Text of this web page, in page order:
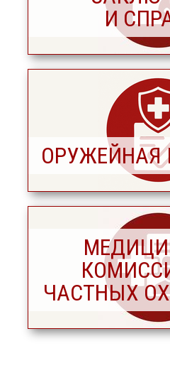
И
ОРУЖЕЙНАЯ
ЧАСТНЫХ